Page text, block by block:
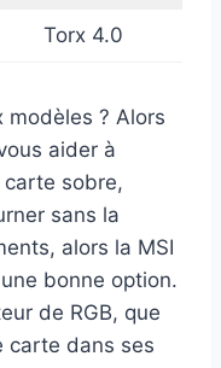
Torx 4.0
modèles ? Alors
aider à
carte sobre,
sans la
alors la MSI
bonne option.
de RGB, que
carte dans ses